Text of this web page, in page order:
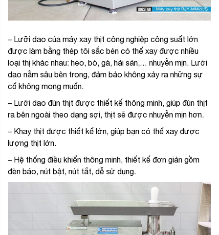
– Lưỡi dao của máy xay thịt công nghiệp công suất lớn
được làm bằng thép tôi sắc bén có thể xay được nhiều
loại thị khác nhau: heo, bò, gà, hải sản,… nhuyễn mịn. Lưỡi
dao nằm sâu bên trong, đảm bảo không xảy ra những sự
cố không mong muốn.
– Lưỡi dao đùn thịt được thiết kế thông minh, giúp đùn thịt
ra bên ngoài theo dạng sợi, thịt sẽ được nhuyễn mịn hơn.
– Khay thịt được thiết kế lớn, giúp bạn có thể xay được
lượng thịt lớn.
– Hệ thống điều khiển thông minh, thiết kế đơn giản gồm
đèn báo, nút bật, nút tắt, dễ sử dụng.